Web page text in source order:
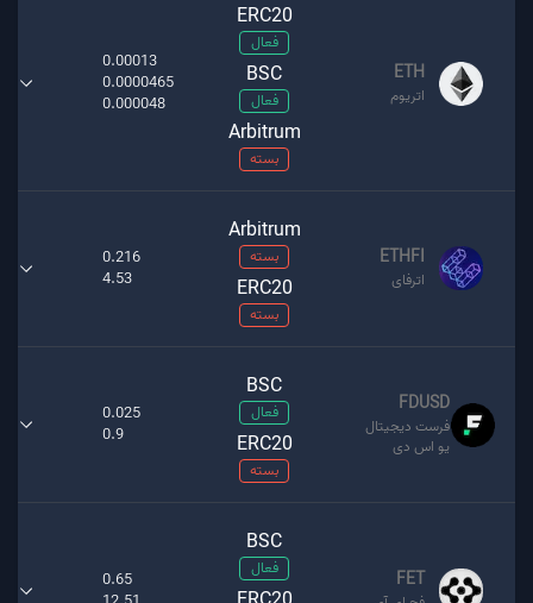
ETH
اتریوم
ERC20
فعال
BSC
فعال
Arbitrum
بسته
0.00013
0.0000465
0.000048
ETHFI
اترفای
Arbitrum
بسته
ERC20
بسته
0.216
4.53
FDUSD
فرست دیجیتال
یو اس دی
BSC
فعال
ERC20
بسته
0.025
0.9
FET
BSC
فعال
0.65